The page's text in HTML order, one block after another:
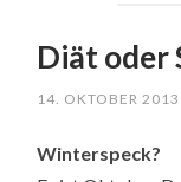
Diät oder
14. OKTOBER 2013
Winterspeck?